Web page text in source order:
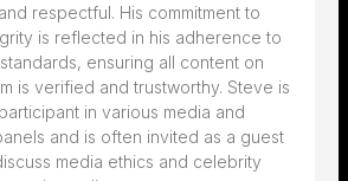
respectful. His commitment to
is reflected in his adherence to
ensuring all content on
is verified and trustworthy. Steve is
in various media and
and is often invited as a guest
media ethics and celebrity